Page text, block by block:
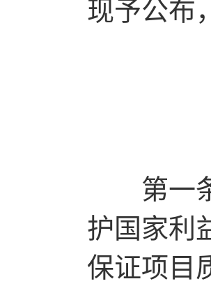
现予公布
第一条
护国家利
保证项目